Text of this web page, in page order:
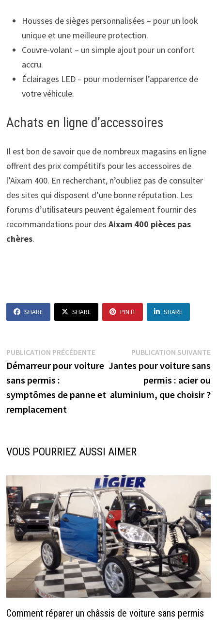
Housses de sièges personnalisées – pour un look
unique et une meilleure protection.
Couvre-volant – un simple ajout pour un confort
accru.
Éclairages LED – pour moderniser l’apparence de
votre véhicule.
Achats en ligne d’accessoires
Il est bon de savoir que de nombreux magasins en ligne
offrent des prix compétitifs pour les accessoires de
l’Aixam 400. En recherchant, n’oubliez pas de consulter
des sites qui disposent d’une bonne réputation. Les
forums d’utilisateurs peuvent également fournir des
recommandations pour des Aixam 400 pièces pas
chères.
SHARE SHARE PIN IT SHARE
Navigation
de
l’article
PUBLICATION PRÉCÉDENTEPublication
précédente :
Démarreur pour voiture
sans permis :
symptômes de panne et
remplacement
PUBLICATION SUIVANTE
Jantes pour voiture sans
permis : acier ou
aluminium, que choisir ?
VOUS POURRIEZ AUSSI AIMER
Comment réparer un châssis de voiture sans permis